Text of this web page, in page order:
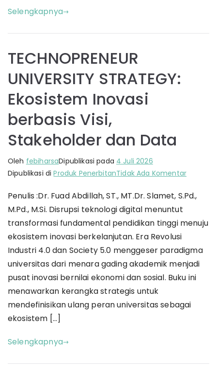
Selengkapnya
TECHNOPRENEUR
UNIVERSITY STRATEGY:
Ekosistem Inovasi
berbasis Visi,
Stakeholder dan Data
Oleh febiharsaDipublikasi pada 4 Juli 2026
Dipublikasi diProduk PenerbitanTidak Ada Komentarpada
Visi,
dan
Penulis :Dr. Fuad Abdillah, ST., MT.Dr. Slamet, S.Pd.,
M.Pd., M.Si. Disrupsi teknologi digital menuntut
transformasi fundamental pendidikan tinggi menuju
ekosistem inovasi berkelanjutan. Era Revolusi
Industri 4.0 dan Society 5.0 menggeser paradigma
universitas dari menara gading akademik menjadi
pusat inovasi bernilai ekonomi dan sosial. Buku ini
menawarkan kerangka strategis untuk
mendefinisikan ulang peran universitas sebagai
ekosistem […]
Selengkapnya